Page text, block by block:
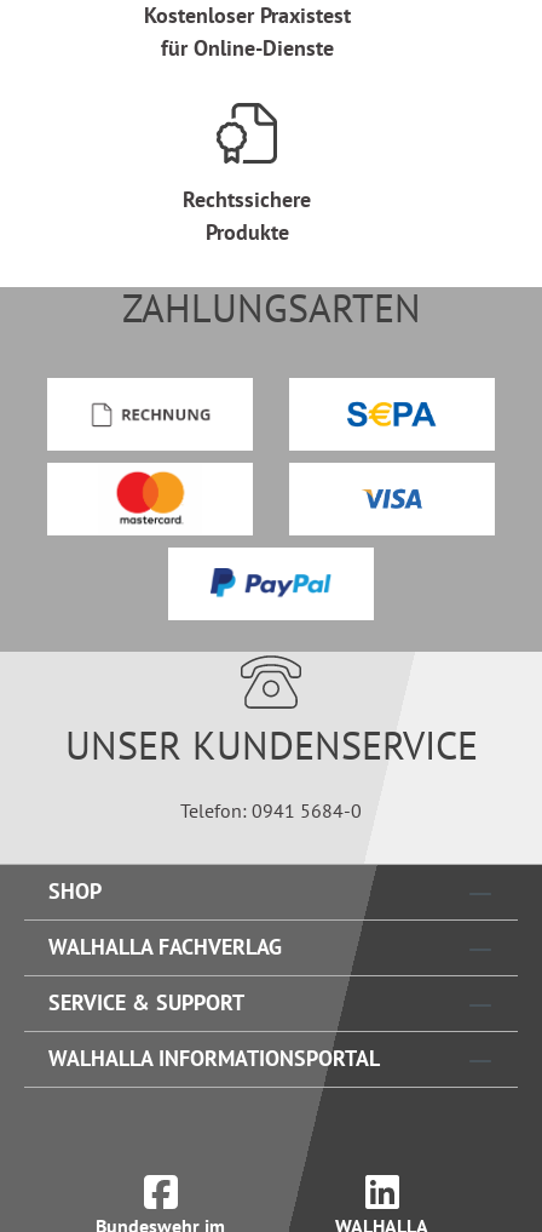
Kostenloser Praxistest
für Online-Dienste
Rechtssichere
Produkte
ZAHLUNGSARTEN
UNSER KUNDENSERVICE
Telefon: 0941 5684-0
SHOP
WALHALLA FACHVERLAG
SERVICE & SUPPORT
WALHALLA INFORMATIONSPORTAL
Bundeswehr im WALHALLA